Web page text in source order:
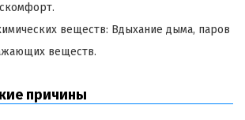
веществ: Вдыхание дыма, паров
веществ.
причины